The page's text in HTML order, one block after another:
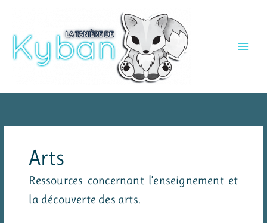
contenu
Arts
Ressources concernant l’enseignement et
la découverte des arts.